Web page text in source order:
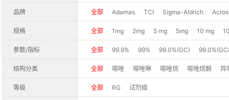
品牌 全部 Adamas TCI Sigma-Aldrich Acros
规格 全部 1mg 2mg 5 mg 5mg 10 mg
0.025g
0.05g 0.1g 0.25g 1ml
500g
500GR 500G 1KG 2.5kg
10kg
250ML
SAMPLE
参数/指标 全部 99.9% 99% 99.0%(GC)
99%+(GC-MS)
99%+(HPLC)
99%+(LC-MS)
98%(HPLC)
98%+(HPLC) ≥98%
98%+,
98%+(GC-MS)
98%+(NMR) 97.0%(GC)
结构分类 全部 噁唑 噁唑啉 噁唑烷 噁唑烷酮 异
等级 全部 RG 试剂级